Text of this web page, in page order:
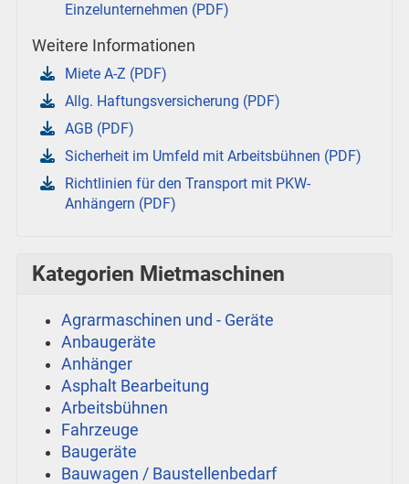
Einzelunternehmen (PDF)
Weitere Informationen
Miete A-Z (PDF)
Allg. Haftungsversicherung (PDF)
AGB (PDF)
Sicherheit im Umfeld mit Arbeitsbühnen (PDF)
Richtlinien für den Transport mit PKW-
Anhängern (PDF)
Kategorien Mietmaschinen
Agrarmaschinen und - Geräte
Anbaugeräte
Anhänger
Asphalt Bearbeitung
Arbeitsbühnen
Fahrzeuge
Baugeräte
Bauwagen / Baustellenbedarf